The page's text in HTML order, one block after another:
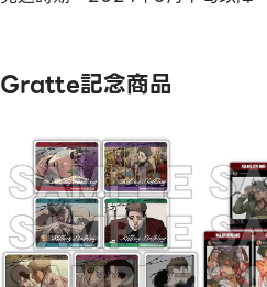
Gratte記念商品